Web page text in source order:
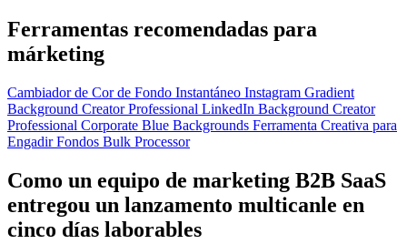
Ferramentas recomendadas para
márketing
Cambiador de Cor de Fondo Instantáneo Instagram Gradient
Background CreatorProfessional LinkedIn Background Creator
Professional Corporate Blue Backgrounds Ferramenta Creativa para
Engadir Fondos Bulk Processor
Como un equipo de marketing B2B SaaS
entregou un lanzamento multicanle en
cinco días laborables